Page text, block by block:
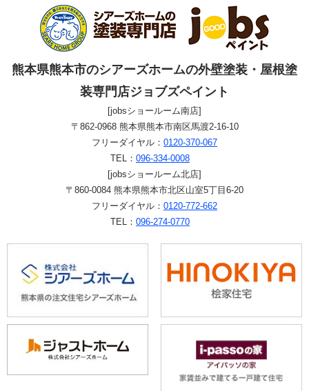
熊本県熊本市のシアーズホームの外壁塗装・屋根塗
装専門店ジョブズペイント
[jobsショールーム南店]
〒862-0968 熊本県熊本市南区馬渡2-16-10
フリーダイヤル： 0120-370-067
TEL： 096-334-0008
[jobsショールーム北店]
〒860-0084 熊本県熊本市北区山室5丁目6-20
フリーダイヤル： 0120-772-662
TEL： 096-274-0770